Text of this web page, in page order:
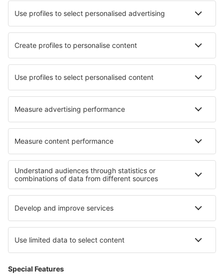
Cele mai bune locuri de cazare - orașe
Cazare în Volterra Cazare în Leibsch
Cazare în Westoverledingen Cazare în Lagi
Cazare în Baks Cazare în Fermont Cazare în Ooij
Cele mai bune locuri de cazare - regiuni
Cazare in Finger Lakes Cazare in Delaware Beaches
Cazare in Jacksonville Coast Cazare în Golful Monterey
Cazare în Maui Cazare in Montafon Cazare in Haskovo
Cazare in Gabrovo Cazare in Peninsula Chalkidiki